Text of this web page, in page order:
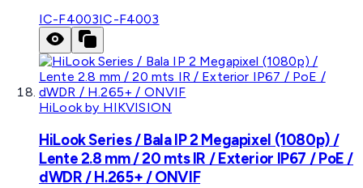
IC-F4003IC-F4003
HiLook by HIKVISION
HiLook Series / Bala IP 2 Megapixel (1080p) /
Lente 2.8 mm / 20 mts IR / Exterior IP67 / PoE /
dWDR / H.265+ / ONVIF